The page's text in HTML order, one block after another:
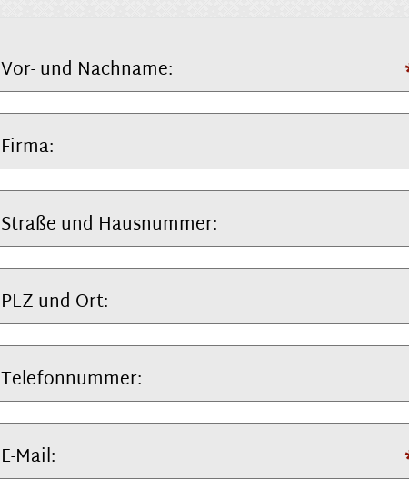
Vor- und Nachname:
Firma:
Straße und Hausnummer:
PLZ und Ort:
Telefonnummer:
E-Mail: